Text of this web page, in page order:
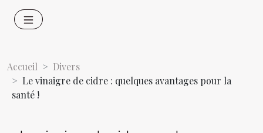
Accueil
Divers
Le vinaigre de cidre : quelques avantages pour la
santé !